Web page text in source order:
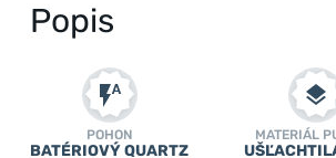
Popis
POHON
BATÉRIOVÝ QUARTZ
MATERIÁL